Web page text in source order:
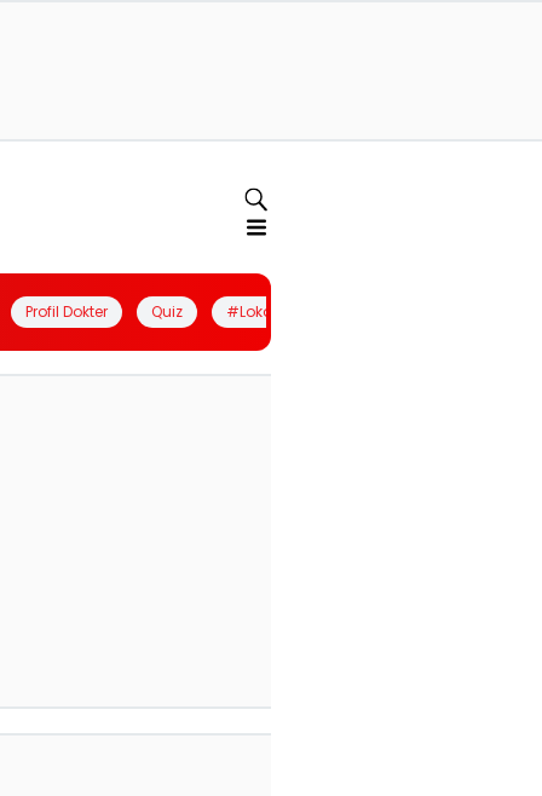
Profil Dokter Quiz #LokalBerdaya